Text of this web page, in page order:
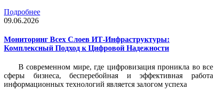
Подробнее
09.06.2026
Мониторинг Всех Слоев ИТ-Инфраструктуры:
Комплексный Подход к Цифровой Надежности
В современном мире, где цифровизация проникла во все
сферы бизнеса, бесперебойная и эффективная работа
информационных технологий является залогом успеха